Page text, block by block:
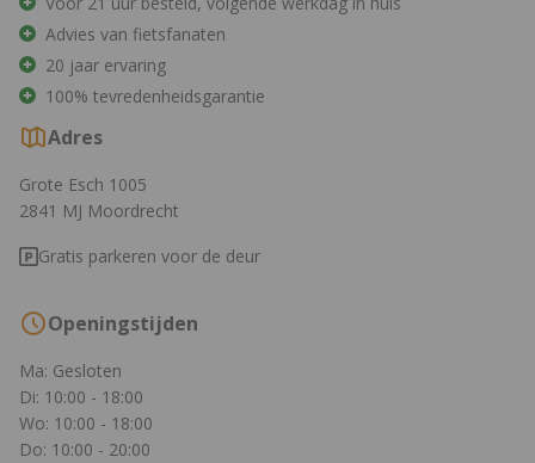
Advies van fietsfanaten
20 jaar ervaring
100% tevredenheidsgarantie
Adres
Grote Esch 1005
2841 MJ Moordrecht
Gratis parkeren voor de deur
Openingstijden
Ma: Gesloten
Di: 10:00 - 18:00
Wo: 10:00 - 18:00
Do: 10:00 - 20:00